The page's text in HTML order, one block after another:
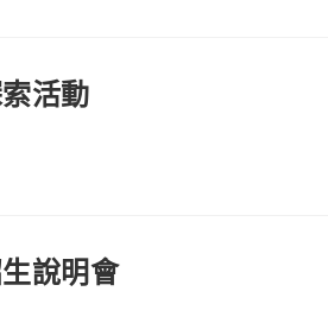
活動
說明會